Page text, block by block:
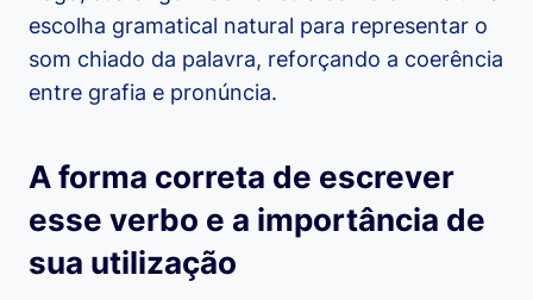
escolha gramatical natural para representar o
som chiado da palavra, reforçando a coerência
entre grafia e pronúncia.
A forma correta de escrever
esse verbo e a importância de
sua utilização